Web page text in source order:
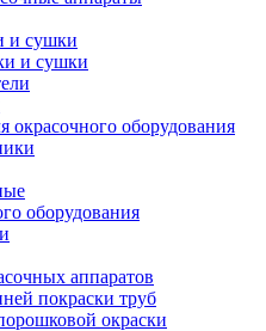
и сушки
и сушки
оборудования
оборудования
аппаратов
покраски труб
окраски